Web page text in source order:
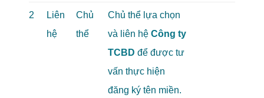
2
Liên
hệ
Chủ
thể
Chủ thể lựa chọn
và liên hệ Công ty
TCBD để được tư
vấn thực hiện
đăng ký tên miền.